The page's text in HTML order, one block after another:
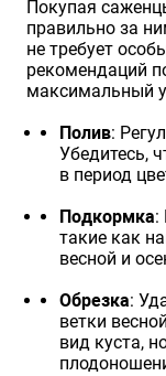
Покупая
правильно за
не требует
рекомендаций
максимальный
Полив:
Убедитесь,
в период
Подкормка:
такие как
весной и
Обрезка:
ветки
вид куста,